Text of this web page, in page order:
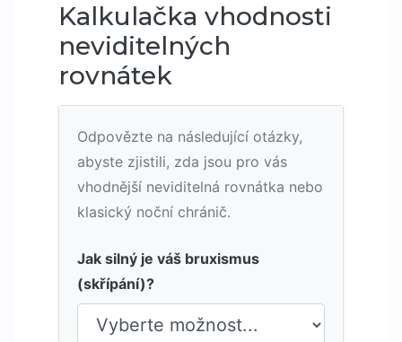
Kalkulačka vhodnosti
neviditelných
rovnátek
Odpovězte na následující otázky,
abyste zjistili, zda jsou pro vás
vhodnější neviditelná rovnátka nebo
klasický noční chránič.
Jak silný je váš bruxismus
(skřípání)?